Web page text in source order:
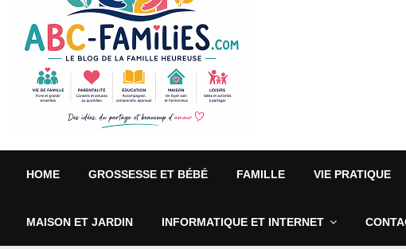
HOME GROSSESSE ET BÉBÉ FAMILLE VIE PRATIQUE
MAISON ET JARDIN INFORMATIQUE ET INTERNET